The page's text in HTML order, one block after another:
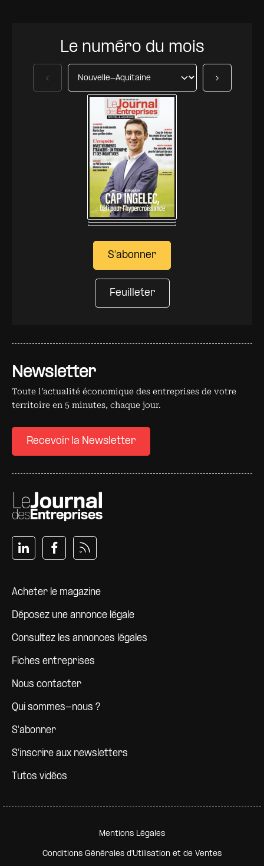
Newsletter
Toute l’actualité économique des entreprises de votre
territoire en 5 minutes, chaque jour.
Recevoir la Newsletter
Pied de page
Acheter le magazine
Déposez une annonce légale
Consultez les annonces légales
Fiches entreprises
Nous contacter
Qui sommes-nous ?
S'abonner
S'inscrire aux newsletters
Tutos vidéos
Le numéro du mois
S'abonner
Feuilleter
Précédent Suivant
Pied de page secondaire
Mentions Légales
Conditions Générales d'Utilisation et de Ventes